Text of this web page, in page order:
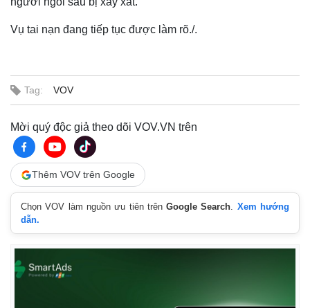
Vụ tai nạn đang tiếp tục được làm rõ./.
Tag: VOV
Mời quý độc giả theo dõi VOV.VN trên
Thêm VOV trên Google
Chọn VOV làm nguồn ưu tiên trênGoogle Search. Xem hướng
dẫn.